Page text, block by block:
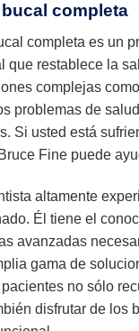
completa
completa es un
que restablece la
complejas
problemas de
Si usted está
Fine puede
altamente
Él tiene el
avanzadas
gama de
no sólo
disfrutar de los